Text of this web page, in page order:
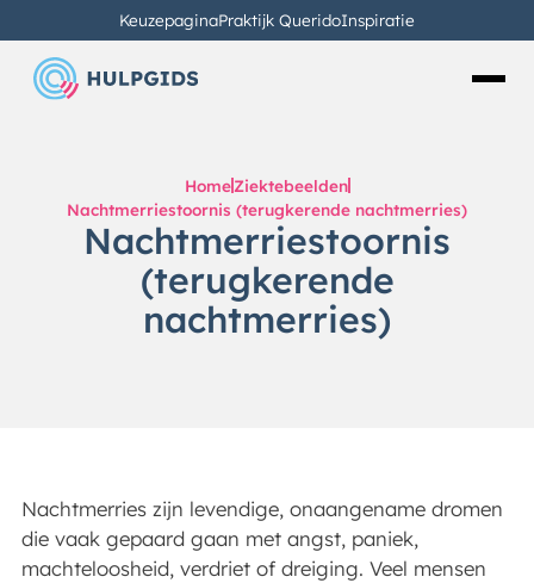
KeuzepaginaPraktijk QueridoInspiratie
Home Ziektebeelden
Nachtmerriestoornis (terugkerende nachtmerries)
Nachtmerriestoornis
(terugkerende
nachtmerries)
Nachtmerries zijn levendige, onaangename dromen
die vaak gepaard gaan met angst, paniek,
machteloosheid, verdriet of dreiging. Veel mensen